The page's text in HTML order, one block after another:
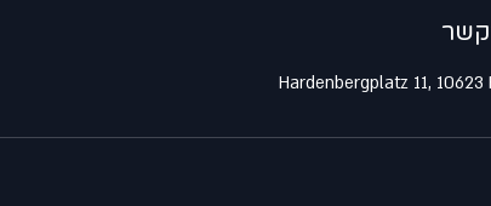
Hardenbergplatz 11, 10623